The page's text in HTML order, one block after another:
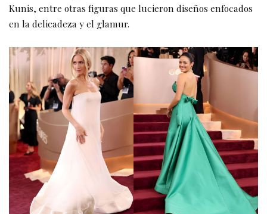
Kunis, entre otras figuras que lucieron diseños enfocados
en la delicadeza y el glamur.